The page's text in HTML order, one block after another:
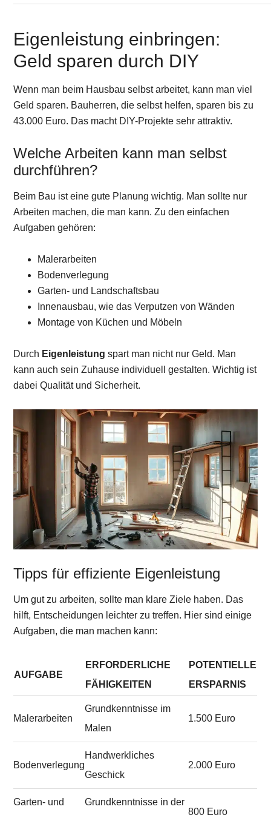
Eigenleistung einbringen:
Geld sparen durch DIY
Wenn man beim Hausbau selbst arbeitet, kann man viel
Geld sparen. Bauherren, die selbst helfen, sparen bis zu
43.000 Euro. Das macht DIY-Projekte sehr attraktiv.
Welche Arbeiten kann man selbst
durchführen?
Beim Bau ist eine gute Planung wichtig. Man sollte nur
Arbeiten machen, die man kann. Zu den einfachen
Aufgaben gehören:
Malerarbeiten
Bodenverlegung
Garten- und Landschaftsbau
Innenausbau, wie das Verputzen von Wänden
Montage von Küchen und Möbeln
Durch Eigenleistung spart man nicht nur Geld. Man
kann auch sein Zuhause individuell gestalten. Wichtig ist
dabei Qualität und Sicherheit.
Tipps für effiziente Eigenleistung
Um gut zu arbeiten, sollte man klare Ziele haben. Das
hilft, Entscheidungen leichter zu treffen. Hier sind einige
Aufgaben, die man machen kann:
AUFGABE
ERFORDERLICHE
FÄHIGKEITEN
POTENTIELLE
ERSPARNIS
Malerarbeiten
Grundkenntnisse im
Malen
1.500 Euro
Bodenverlegung
Handwerkliches
Geschick
2.000 Euro
Garten- und
Grundkenntnisse in der
800 Euro